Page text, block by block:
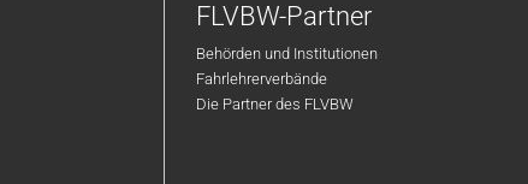
FLVBW-Partner
Behörden und Institutionen
Fahrlehrerverbände
Die Partner des FLVBW